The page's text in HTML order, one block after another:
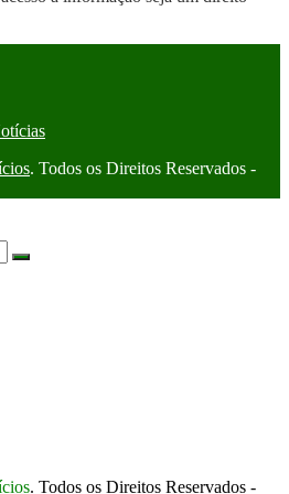
. Todos os Direitos Reservados -
. Todos os Direitos Reservados -